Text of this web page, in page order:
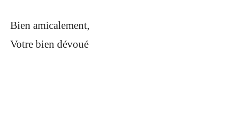
Bien amicalement,
Votre bien dévoué